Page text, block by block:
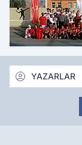
YAZARLAR